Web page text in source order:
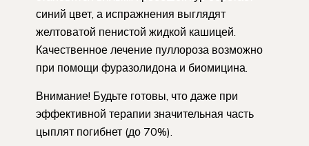
синий цвет, а испражнения выглядят
желтоватой пенистой жидкой кашицей.
Качественное лечение пуллороза возможно
при помощи фуразолидона и биомицина.
Внимание! Будьте готовы, что даже при
эффективной терапии значительная часть
цыплят погибнет (до 70%).